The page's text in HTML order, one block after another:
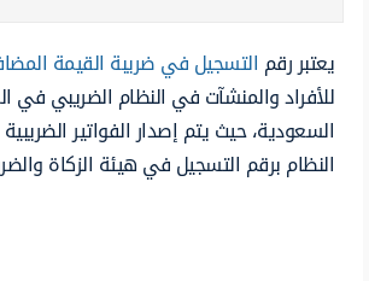
يعتبر رقم التسجيل في ضريبة القيمة
للأفراد والمنشآت في النظام الضريبي في
السعودية، حيث يتم إصدار الفواتير
النظام برقم التسجيل في هيئة الزكاة